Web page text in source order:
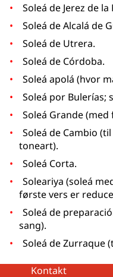
Soleá de Jerez de
Soleá de Alcalá de
Soleá de Utrera.
Soleá de Córdoba.
Soleá apolá (hvor
Soleá por Bulerías;
Soleá Grande (med
Soleá de Cambio
toneart).
Soleá Corta.
Soleariya (soleá
første vers er
Soleá de
sang).
Soleá de Zurraque
Kontakt